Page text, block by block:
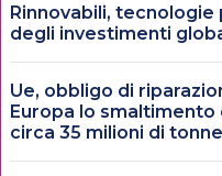
Rinnovabili,
degli investimenti
Ue, obbligo di
Europa lo
circa 35 milioni di